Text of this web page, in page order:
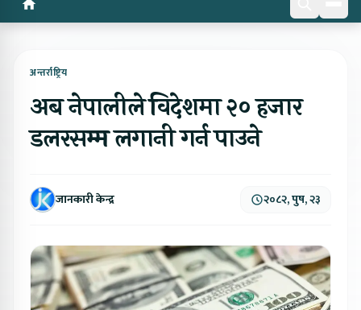
अन्तर्राष्ट्रिय
अब नेपालीले विदेशमा २० हजार
डलरसम्म लगानी गर्न पाउने
जानकारी केन्द्र २०८२, पुष, २३